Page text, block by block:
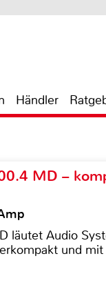
Händler
MD –
läutet Audio
und